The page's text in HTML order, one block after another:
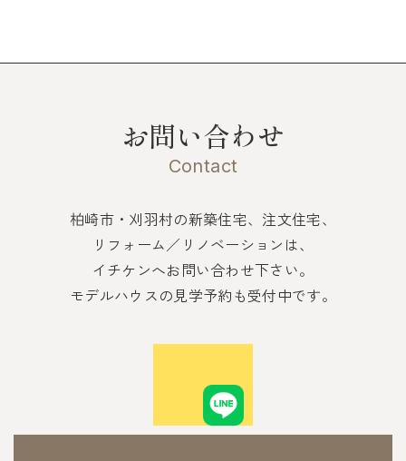
お問い合わせ
Contact
柏崎市・刈羽村の新築住宅、注文住宅、
リフォーム／リノベーションは、
イチケンへお問い合わせ下さい。
モデルハウスの見学予約も受付中です。